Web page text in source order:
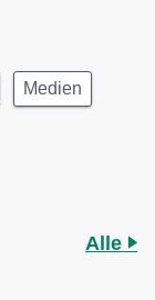
Medien
Alle